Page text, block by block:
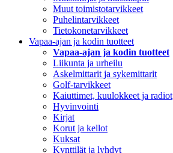
Muut toimistotarvikkeet
Puhelintarvikkeet
Tietokonetarvikkeet
Vapaa-ajan ja kodin tuotteet
Vapaa-ajan ja kodin tuotteet
Liikunta ja urheilu
Askelmittarit ja sykemittarit
Golf-tarvikkeet
Kaiuttimet, kuulokkeet ja radiot
Hyvinvointi
Kirjat
Korut ja kellot
Kuksat
Kynttilät ja lyhdyt